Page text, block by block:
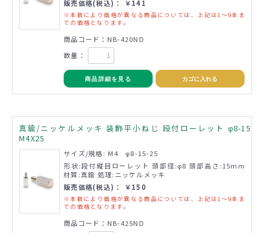
販売価格(税込)： ￥141
※本数により価格が異なる商品については、上記は1～9本ま
での価格となります。
商品コード：NB-420ND
数量：
商品詳細を見る カゴに入れる
真鍮/ニッケルメッキ 装飾平小ねじ 段付ローレット φ8-15
M4X25
サイズ/規格: M4 φ8-15-25
形状:段付縦目ローレット 頭部径:φ8 頭部高さ:15mm
材質:真鍮 処理:ニッケルメッキ
販売価格(税込)： ￥150
※本数により価格が異なる商品については、上記は1～9本ま
での価格となります。
商品コード：NB-425ND